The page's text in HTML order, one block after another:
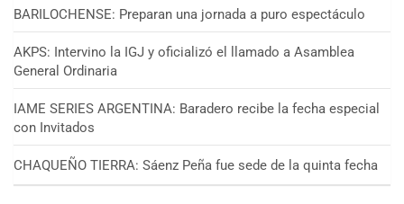
BARILOCHENSE: Preparan una jornada a puro espectáculo
AKPS: Intervino la IGJ y oficializó el llamado a Asamblea
General Ordinaria
IAME SERIES ARGENTINA: Baradero recibe la fecha especial
con Invitados
CHAQUEÑO TIERRA: Sáenz Peña fue sede de la quinta fecha